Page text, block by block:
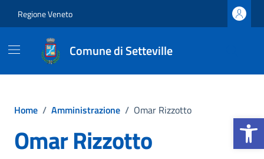
Apri la
Regione Veneto
Comune di Setteville
Home / Amministrazione / Omar Rizzotto
Omar Rizzotto